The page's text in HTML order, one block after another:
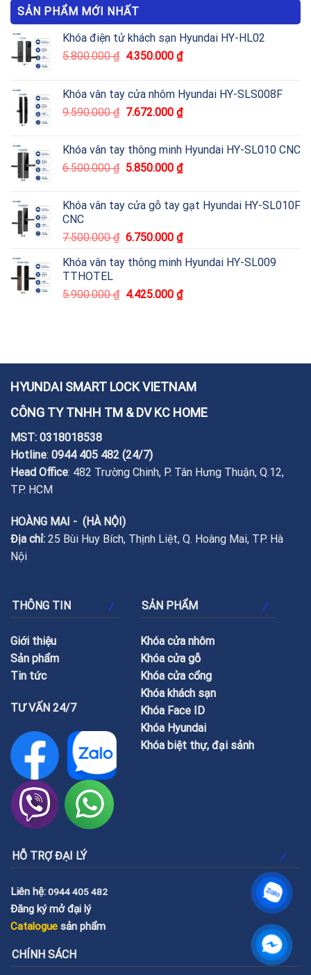
SẢN PHẨM MỚI NHẤT
Khóa điện tử khách sạn Hyundai HY-HL02
5.800.000₫ 4.350.000 ₫
Khóa vân tay cửa nhôm Hyundai HY-SLS008F
9.590.000₫ 7.672.000 ₫
Khóa vân tay thông minh Hyundai HY-SL010 CNC
6.500.000₫ 5.850.000 ₫
Khóa vân tay cửa gỗ tay gạt Hyundai HY-SL010F
CNC
7.500.000₫ 6.750.000 ₫
Khóa vân tay thông minh Hyundai HY-SL009
TTHOTEL
5.900.000₫ 4.425.000 ₫
HYUNDAI SMART LOCK VIETNAM
CÔNG TY TNHH TM & DV KC HOME
MST: 0318018538
Hotline: 0944 405 482 (24/7)
Head Office: 482 Trường Chinh, P. Tân Hưng Thuận, Q.12,
TP. HCM
HOÀNG MAI - (HÀ NỘI)
Địa chỉ: 25 Bùi Huy Bích, Thịnh Liệt, Q. Hoàng Mai, TP. Hà
Nội
THÔNG TIN
Giới thiệu
Sản phẩm
Tin tức
TƯ VẤN 24/7
SẢN PHẨM
Khóa cửa nhôm
Khóa cửa gỗ
Khóa cửa cổng
Khóa khách sạn
Khóa Face ID
Khóa Hyundai
Khóa biệt thự, đại sảnh
HỖ TRỢ ĐẠI LÝ
Liên hệ:0944 405 482
Đăng ký mở đại lý
Catalogue sản phẩm
CHÍNH SÁCH